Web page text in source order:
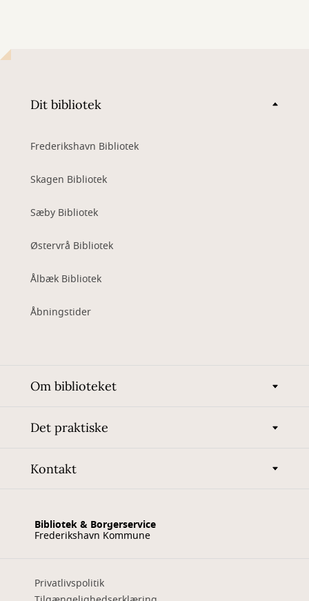
Dit bibliotek
Frederikshavn Bibliotek
Skagen Bibliotek
Sæby Bibliotek
Østervrå Bibliotek
Ålbæk Bibliotek
Åbningstider
Om biblioteket
Det praktiske
Kontakt
Bibliotek & Borgerservice
Frederikshavn Kommune
Privatlivspolitik